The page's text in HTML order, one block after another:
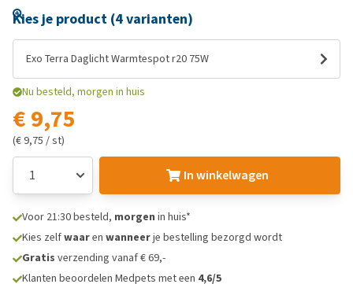
Kies je product (4 varianten)
Exo Terra Daglicht Warmtespot r20 75W
Nu besteld, morgen in huis
€ 9,75
(€ 9,75 / st)
In winkelwagen
Voor 21:30 besteld, morgen in huis*
Kies zelfwaaren wanneerje bestelling bezorgd wordt
Gratis verzending vanaf € 69,-
Klanten beoordelen Medpets met een 4,6/5